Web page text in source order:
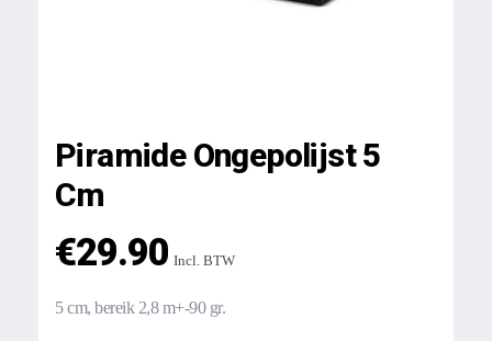
Piramide Ongepolijst 5
Cm
€29.90 Incl. BTW
5 cm, bereik 2,8 m+-90 gr.